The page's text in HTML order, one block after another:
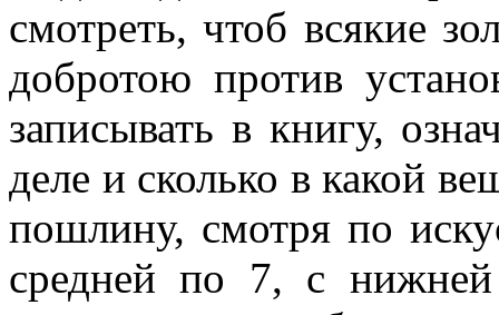
смотреть, чтоб всякие
добротою против
записывать в книгу,
деле и сколько в какой
пошлину, смотря по
средней по 7, с